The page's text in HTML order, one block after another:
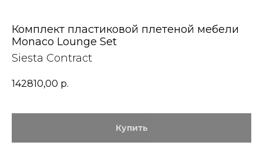
Комплект пластиковой плетеной мебели
Monaco Lounge Set
Siesta Contract
142810,00 р.
Купить